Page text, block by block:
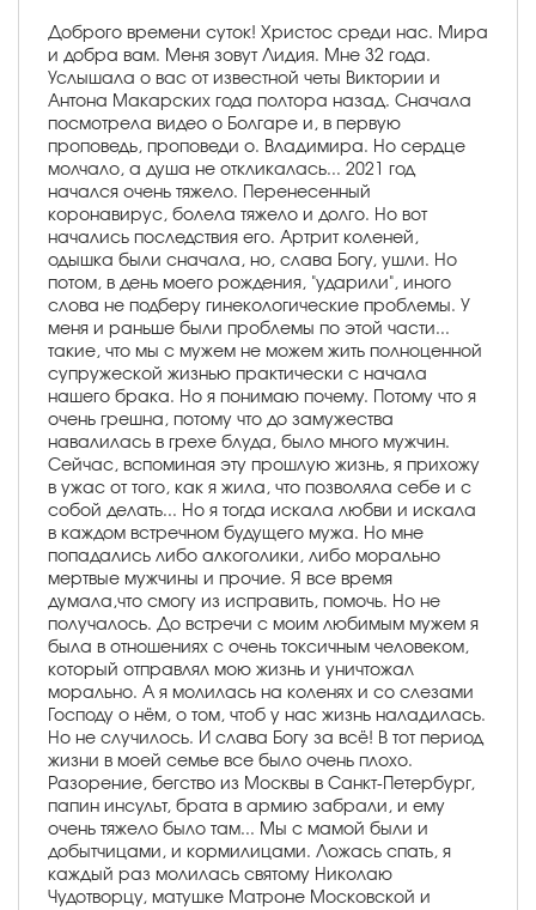
Доброго времени суток! Христос среди нас. Мира
и добра вам. Меня зовут Лидия. Мне 32 года.
Услышала о вас от известной четы Виктории и
Антона Макарских года полтора назад. Сначала
посмотрела видео о Болгаре и, в первую
проповедь, проповеди о. Владимира. Но сердце
молчало, а душа не откликалась... 2021 год
начался очень тяжело. Перенесенный
коронавирус, болела тяжело и долго. Но вот
начались последствия его. Артрит коленей,
одышка были сначала, но, слава Богу, ушли. Но
потом, в день моего рождения, "ударили", иного
слова не подберу гинекологические проблемы. У
меня и раньше были проблемы по этой части...
такие, что мы с мужем не можем жить полноценной
супружеской жизнью практически с начала
нашего брака. Но я понимаю почему. Потому что я
очень грешна, потому что до замужества
навалилась в грехе блуда, было много мужчин.
Сейчас, вспоминая эту прошлую жизнь, я прихожу
в ужас от того, как я жила, что позволяла себе и с
собой делать... Но я тогда искала любви и искала
в каждом встречном будущего мужа. Но мне
попадались либо алкоголики, либо морально
мертвые мужчины и прочие. Я все время
думала,что смогу из исправить, помочь. Но не
получалось. До встречи с моим любимым мужем я
была в отношениях с очень токсичным человеком,
который отправлял мою жизнь и уничтожал
морально. А я молилась на коленях и со слезами
Господу о нём, о том, чтоб у нас жизнь наладилась.
Но не случилось. И слава Богу за всё! В тот период
жизни в моей семье все было очень плохо.
Разорение, бегство из Москвы в Санкт-Петербург,
папин инсульт, брата в армию забрали, и ему
очень тяжело было там... Мы с мамой были и
добытчицами, и кормилицами. Ложась спать, я
каждый раз молилась святому Николаю
Чудотворцу, матушке Матроне Московской и